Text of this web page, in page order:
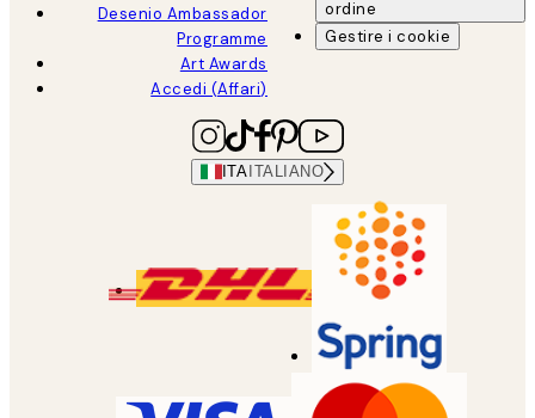
Desenio Ambassador
Programme
Art Awards
Accedi (Affari)
ordine
Gestire i cookie
ITA ITALIANO